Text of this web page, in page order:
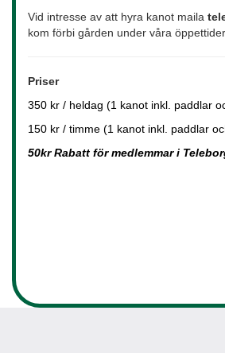
Vid intresse av att hyra kanot maila
kom förbi gården under våra öppettider.
Priser
350 kr / heldag (1 kanot inkl. paddlar
150 kr / timme (1 kanot inkl. paddlar
50kr Rabatt för medlemmar i